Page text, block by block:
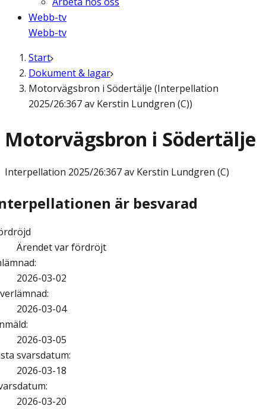
Webb-tv
Webb-tv
Start
Dokument & lagar
Motorvägsbron i Södertälje (Interpellation
2025/26:367 av Kerstin Lundgren (C))
Motorvägsbron i Södertälje
Interpellation 2025/26:367 av Kerstin Lundgren (C)
är besvarad
Ärendet var fördröjt
:
2026-03-02
:
2026-03-04
:
2026-03-05
svarsdatum:
2026-03-18
:
2026-03-20